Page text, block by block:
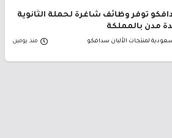
توفر وظائف شاغرة لحملة الثانوية
مدن بالمملكة
لمنتجات الألبان سدافكو منذ يومين